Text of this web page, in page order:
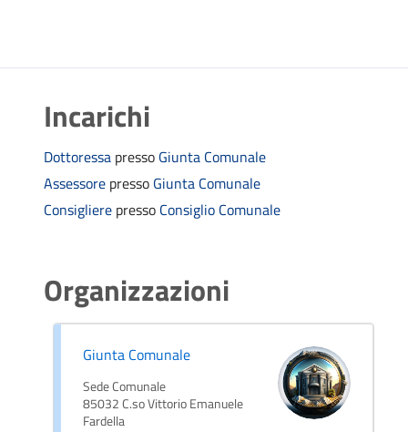
Incarichi
Dottoressa presso Giunta Comunale
Assessore presso Giunta Comunale
Consigliere presso Consiglio Comunale
Organizzazioni
Giunta Comunale
Sede Comunale
85032 C.so Vittorio Emanuele
Fardella